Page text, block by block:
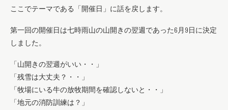
ここでテーマである「開催日」に話を戻します。
第一回の開催日は七時雨山の山開きの翌週であった6月9日に決定
しました。
「山開きの翌週がいい・・」
「残雪は大丈夫？・・」
「牧場にいる牛の放牧期間を確認しないと・・」
「地元の消防訓練は？」